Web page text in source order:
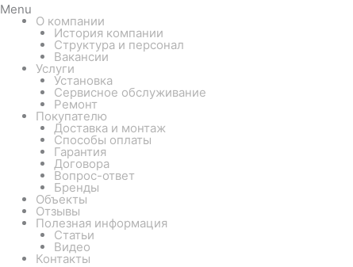
Menu
О компании
История компании
Структура и персонал
Вакансии
Услуги
Установка
Сервисное обслуживание
Ремонт
Покупателю
Доставка и монтаж
Способы оплаты
Гарантия
Договора
Вопрос-ответ
Бренды
Объекты
Отзывы
Полезная информация
Статьи
Видео
Контакты